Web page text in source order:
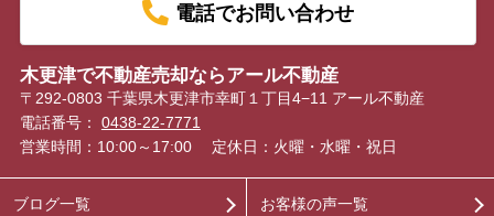
電話でお問い合わせ
木更津で不動産売却ならアール不動産
〒292-0803 千葉県木更津市幸町１丁目4−11 アール不動産
電話番号： 0438-22-7771
営業時間：10:00～17:00
定休日：火曜・水曜・祝日
ブログ一覧 お客様の声一覧